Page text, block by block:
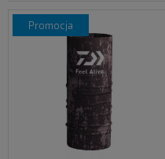
promocja